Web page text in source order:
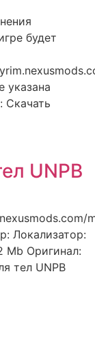
будет
указана
Скачать
UNPB
Локализатор:
Mb Оригинал:
тел UNPB